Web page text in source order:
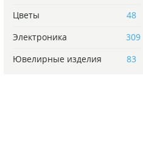
Цветы
48
Электроника
309
Ювелирные изделия
83